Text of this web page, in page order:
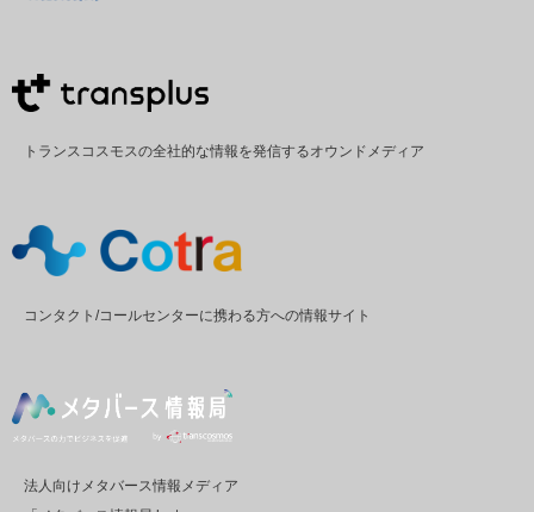
トランスコスモスの全社的な情報を発信するオウンドメディア
コンタクト/コールセンターに携わる方への情報サイト
法人向けメタバース情報メディア